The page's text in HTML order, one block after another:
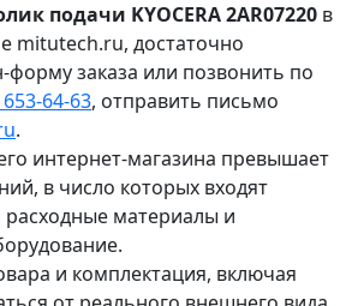
подачи KYOCERA 2AR07220 в
mitutech.ru, достаточно
форму заказа или позвонить по
64-63, отправить письмо
.
интернет-магазина превышает
в число которых входят
расходные материалы и
и комплектация, включая